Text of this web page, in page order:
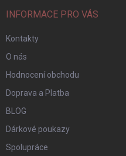
INFORMACE PRO VÁS
Kontakty
O nás
Hodnocení obchodu
Doprava a Platba
BLOG
Dárkové poukazy
Spolupráce